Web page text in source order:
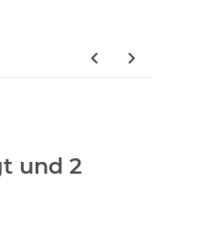
und 2